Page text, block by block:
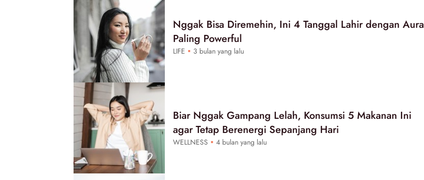
Nggak Bisa Diremehin, Ini 4 Tanggal Lahir dengan Aura
Paling Powerful
LIFE 3 bulan yang lalu
Biar Nggak Gampang Lelah, Konsumsi 5 Makanan Ini
agar Tetap Berenergi Sepanjang Hari
WELLNESS 4 bulan yang lalu